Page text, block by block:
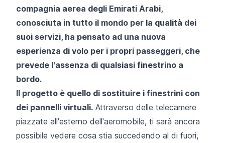
compagnia aerea degli Emirati Arabi,
conosciuta in tutto il mondo per la qualità dei
suoi servizi, ha pensato ad una nuova
esperienza di volo per i propri passeggeri, che
prevede l'assenza di qualsiasi finestrino a
bordo.
Il progetto è quello di sostituire i finestrini con
dei pannelli virtuali. Attraverso delle telecamere
piazzate all'esterno dell'aeromobile, ti sarà ancora
possibile vedere cosa stia succedendo al di fuori,